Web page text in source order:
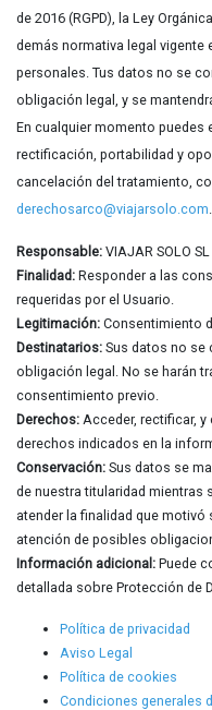
de 2016 (RGPD), la Ley
demás normativa legal vigente
personales. Tus datos no se
obligación legal, y se
En cualquier momento puedes
rectificación, portabilidad y
cancelación del tratamiento,
derechosarco@viajarsolo.com
Responsable: VIAJAR SOLO SL
Finalidad: Responder a las
requeridas por el Usuario.
Legitimación: Consentimiento
Destinatarios: Sus datos no se
obligación legal. No se harán
consentimiento previo.
Derechos: Acceder, rectificar,
derechos indicados en la
Conservación: Sus datos se
de nuestra titularidad mientras
atender la finalidad que
atención de posibles
Información adicional: Puede
detallada sobre Protección de
Política de privacidad
Aviso Legal
Política de cookies
Condiciones generales